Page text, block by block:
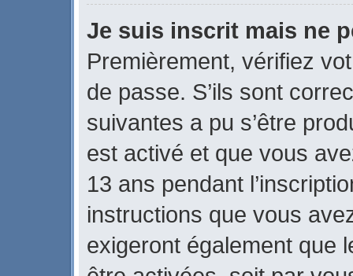
Je suis inscrit mais ne
Premièrement, vérifiez
de passe. S’ils sont
suivantes a pu s’être
est activé et que vous
13 ans pendant
instructions que vous
exigeront également que